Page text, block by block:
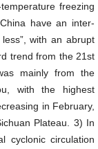
freezing
have an inter-
with an abrupt
trend from the 21st
mainly from the
with the highest
in February,
Plateau. 3) In
cyclonic circulation